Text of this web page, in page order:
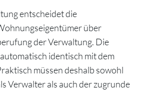
entscheidet die
über
der Verwaltung. Die
identisch mit dem
müssen deshalb sowohl
Verwalter als auch der zugrunde